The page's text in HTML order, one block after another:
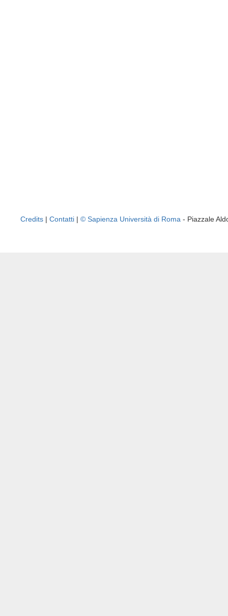
Credits | Contatti | © Sapienza Università di Roma - Piazzale